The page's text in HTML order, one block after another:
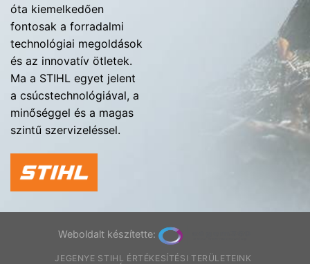
óta kiemelkedően
fontosak a forradalmi
technológiai megoldások
és az innovatív ötletek.
Ma a STIHL egyet jelent
a csúcstechnológiával, a
minőséggel és a magas
szintű szervizeléssel.
Weboldalt készítette:
JEGENYE STIHL ÉRTÉKESÍTÉSI TERÜLETEINK